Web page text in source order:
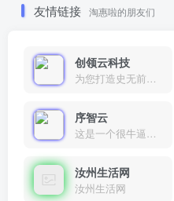
友情链接 淘惠啦的朋友们
创领云科技
为您打造史无前例的应用产品带您认识新时代产品的创新
序智云
这是一个很牛逼的开发者，要开发找他准行！
汝州生活网
汝州生活网